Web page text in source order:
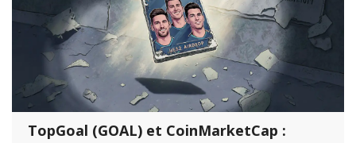
TopGoal (GOAL) et CoinMarketCap :